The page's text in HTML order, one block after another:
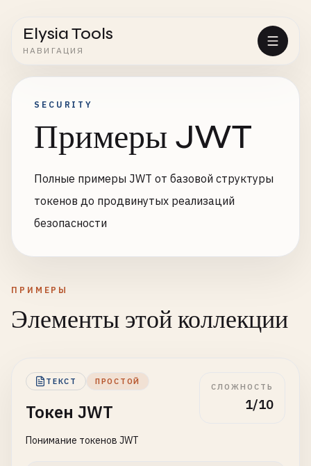
Elysia Tools
НАВИГАЦИЯ
SECURITY
Примеры JWT
Полные примеры JWT от базовой структуры
токенов до продвинутых реализаций
безопасности
ПРИМЕРЫ
Элементы этой коллекции
ТЕКСТ ПРОСТОЙ
Токен JWT
Понимание токенов JWT
СЛОЖНОСТЬ
1/10